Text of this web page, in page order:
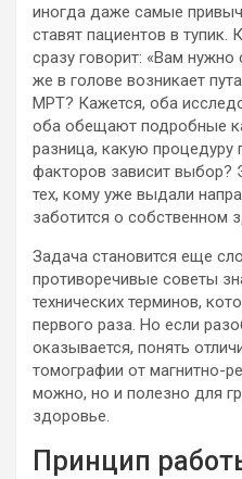
иногда даже самые
ставят пациентов в тупик.
сразу говорит: «Вам
же в голове возникает
МРТ? Кажется, оба
оба обещают подробные
разница, какую процедуру
факторов зависит выбор?
тех, кому уже выдали
заботится о собственном
Задача становится еще
противоречивые советы
технических терминов,
первого раза. Но если
оказывается, понять
томографии от магнитно-
можно, но и полезно для
здоровье.
Принцип